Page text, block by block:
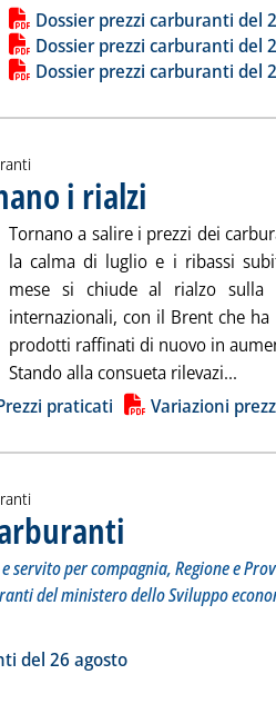
notizia
Dossier prezzi carburanti del
Dossier prezzi carburanti del
Dossier prezzi carburanti del
i rialzi
Tornano a salire i prezzi dei
la calma di luglio e i ribassi
mese si chiude al rialzo sulla
internazionali, con il Brent che
prodotti raffinati di nuovo in
Stando alla consueta rilevazi...
notizia
praticati Variazioni
servito per compagnia, Regione e
del ministero dello Sviluppo
prezzi carburanti'
notizia
del 26 agosto